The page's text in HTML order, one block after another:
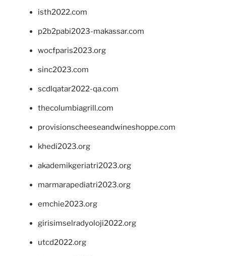
isth2022.com
p2b2pabi2023-makassar.com
wocfparis2023.org
sinc2023.com
scdlqatar2022-qa.com
thecolumbiagrill.com
provisionscheeseandwineshoppe.com
khedi2023.org
akademikgeriatri2023.org
marmarapediatri2023.org
emchie2023.org
girisimselradyoloji2022.org
utcd2022.org